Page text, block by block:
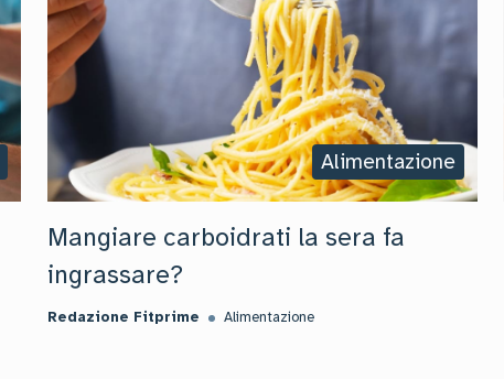
Alimentazione
Mangiare carboidrati la sera fa
ingrassare?
Redazione Fitprime Alimentazione